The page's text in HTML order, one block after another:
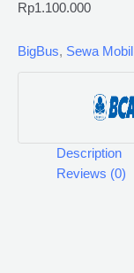
Rp1.100.000
BigBus, Sewa Mobil
Description
Reviews (0)